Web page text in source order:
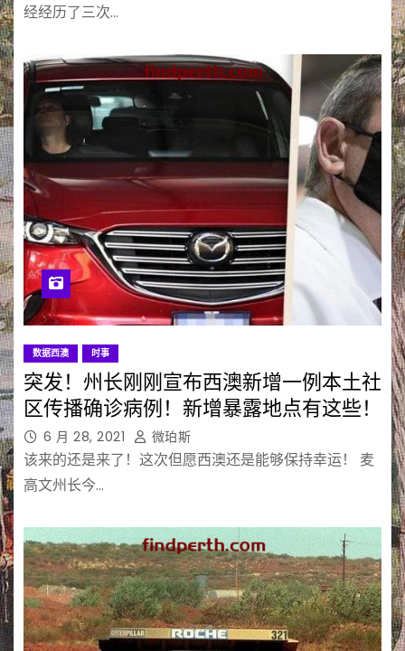
经经历了三次…
数据西澳 时事
突发！州长刚刚宣布西澳新增一例本土社
区传播确诊病例！新增暴露地点有这些！
6 月 28, 2021 微珀斯
该来的还是来了！这次但愿西澳还是能够保持幸运！ 麦
高文州长今…